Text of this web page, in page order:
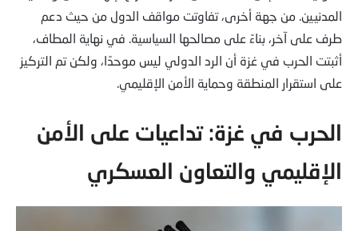
المدنيين. من جهة أخرى، تفاوتت مواقف الدول من حيث دعم
طرف على آخر، بناءً على مصالحها السياسية. في نهاية المطاف،
أثبتت الحرب في غزة أن الرد الدولي ليس موحدًا، ولكن تم التركيز
على استقرار المنطقة وحماية الأمن الإقليمي.
الحرب في غزة: تداعيات على الأمن
الإقليمي والتعاون العسكري